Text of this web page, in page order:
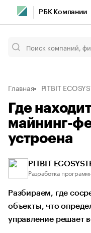
РБК Компании
Главная PITBIT
Где
майнинг-
устроена
PITBIT
Разработка
Разбираем, где
объекты, что
управление решает